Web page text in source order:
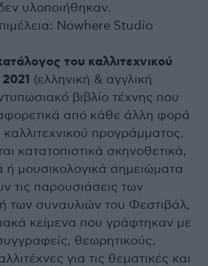
υλοποιήθηκαν.
Nowhere Studio
του καλλιτεχνικού
(ελληνική & αγγλική
βιβλίο τέχνης που
από κάθε άλλη φορά
προγράμματος.
κατατοπιστικά σκηνοθετικά,
ή μουσικολογικά σημειώματα
τις παρουσιάσεις των
των συναυλιών του Φεστιβάλ,
κείμενα που γράφτηκαν με
θεωρητικούς,
για τις θεματικές και